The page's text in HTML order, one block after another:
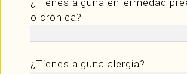
o crónica?
¿Tienes alguna alergia?